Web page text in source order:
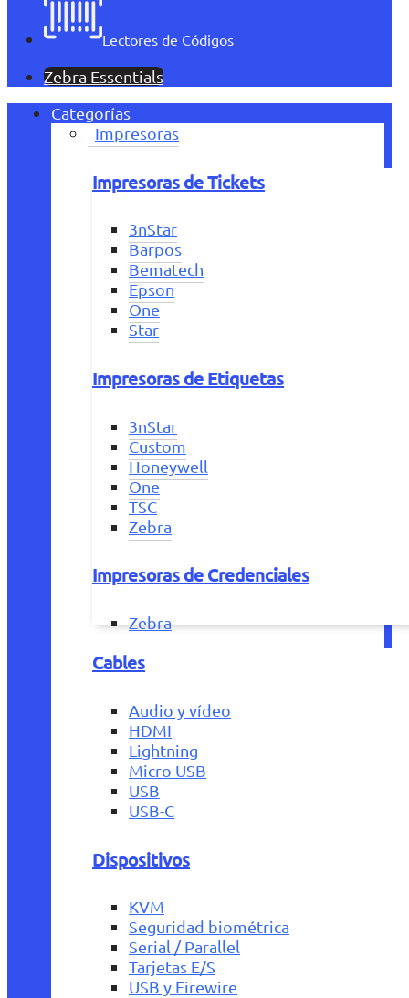
Lectores de Códigos
Zebra Essentials
Categorías
Impresoras
Impresoras de Tickets
3nStar
Barpos
Bematech
Epson
One
Star
Impresoras de Etiquetas
3nStar
Custom
Honeywell
One
TSC
Zebra
Impresoras de Credenciales
Zebra
Cables
Audio y vídeo
HDMI
Lightning
Micro USB
USB
USB-C
Dispositivos
KVM
Seguridad biométrica
Serial / Parallel
Tarjetas E/S
USB y Firewire